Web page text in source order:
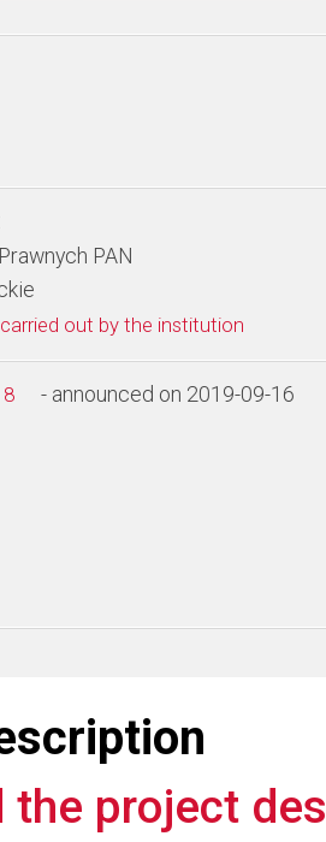
PAN
out by the institution
- announced on 2019-09-16
the project